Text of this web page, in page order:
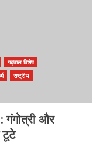
गढ़वाल विशेष
राष्ट्रीय
और
टूटे